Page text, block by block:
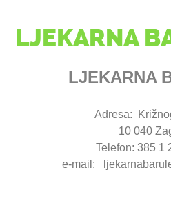
LJEKARNA
LJEKARNA
Adresa:
10 040
Telefon: 385 1
e-mail: